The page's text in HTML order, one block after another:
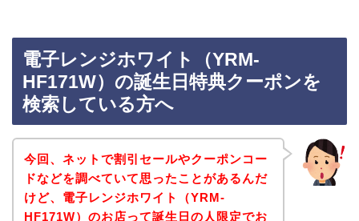
電子レンジホワイト（YRM-
HF171W）の誕生日特典クーポンを
検索している方へ
今回、ネットで割引セールやクーポンコー
ドなどを調べていて思ったことがあるんだ
けど、電子レンジホワイト（YRM-
HF171W）のお店って誕生日の人限定でお